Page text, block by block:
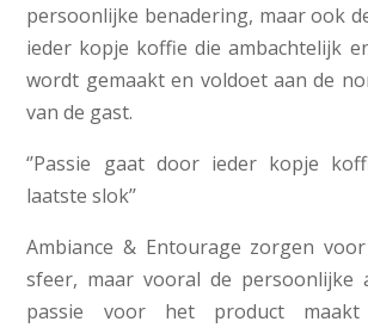
persoonlijke benadering, maar ook
ieder kopje koffie die ambachtelijk
wordt gemaakt en voldoet aan de
van de gast.
‘’Passie gaat door ieder kopje
laatste slok’’
Ambiance & Entourage zorgen
sfeer, maar vooral de persoonlijke
passie voor het product maakt